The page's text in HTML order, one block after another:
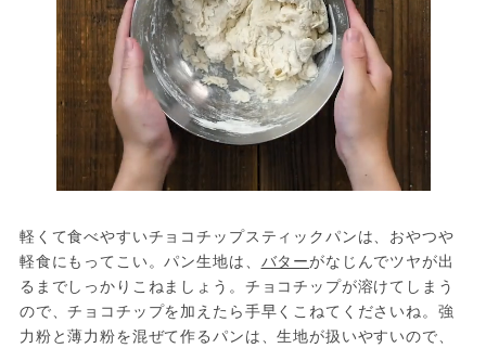
軽くて食べやすいチョコチップスティックパンは、おやつや
軽食にもってこい。パン生地は、 バターがなじんでツヤが出
るまでしっかりこねましょう。チョコチップが溶けてしまう
ので、チョコチップを加えたら手早くこねてくださいね。強
力粉と薄力粉を混ぜて作るパンは、生地が扱いやすいので、